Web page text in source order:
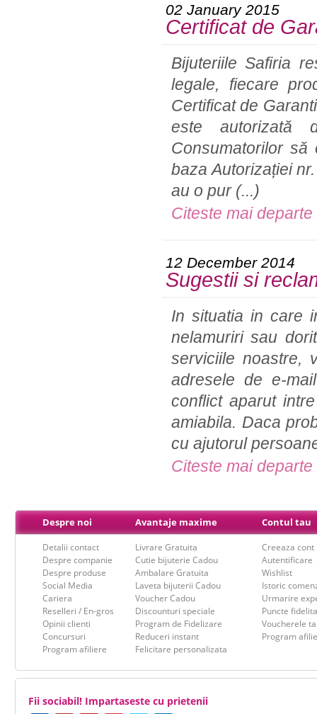
02 January 2015
Certificat de
Bijuteriile Safiria
legale, fiecare
Certificat de
este autorizată
Consumatorilor
baza Autorizației
au o pur(...)
Citeste mai departe
12 December 2014
Sugestii si
In situatia in care
nelamuriri sau
serviciile noastre,
adresele de e-
conflict aparut
amiabila. Daca
cu ajutorul
Citeste mai departe
Despre noi
Detalii contact
Despre companie
Despre produse
Social Media
Cariera
Reselleri / En-gros
Opinii clienti
Concursuri
Program afiliere
Avantaje maxime
Livrare Gratuita
Cutie bijuterie Cadou
Ambalare Gratuita
Laveta bijuterii Cadou
Voucher Cadou
Discounturi speciale
Program de Fidelizare
Reduceri instant
Felicitare personalizata
Contul tau
Creeaza cont
Autentificare
Wishlist
Istoric
Urmarire
Puncte
Voucherele
Program
Fii sociabil! Impartaseste cu prietenii